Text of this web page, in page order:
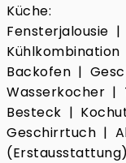
Küche:
Fensterjalousie
Backofen |
Wasserkocher
Besteck |
Geschirrtuch |
(Erstausstattung)